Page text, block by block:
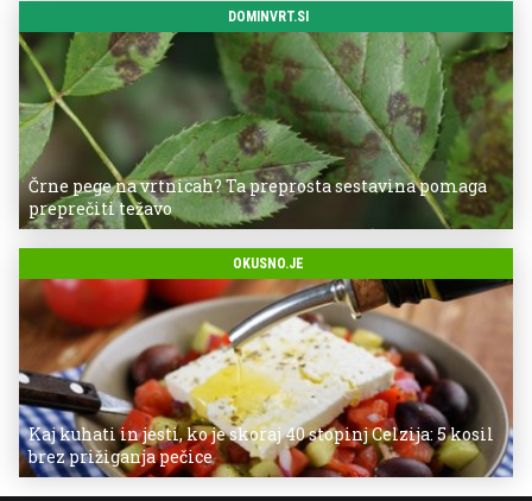
DOMINVRT.SI
Črne pege na vrtnicah? Ta preprosta sestavina pomaga
preprečiti težavo
OKUSNO.JE
Kaj kuhati in jesti, ko je skoraj 40 stopinj Celzija: 5 kosil
brez prižiganja pečice